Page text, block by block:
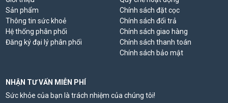
Sản phẩm
Thông tin sức khoẻ
Hệ thống phân phối
Đăng ký đại lý phân phối
Chính sách đặt cọc
Chính sách đổi trả
Chính sách giao hàng
Chính sách thanh toán
Chính sách bảo mật
NHẬN TƯ VẤN MIỄN PHÍ
Sức khỏe của bạn là trách nhiệm của chúng tôi!